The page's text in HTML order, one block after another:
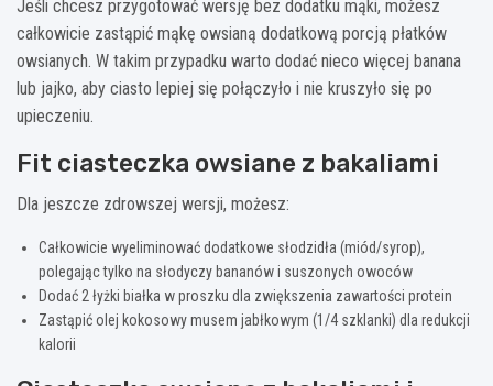
Jeśli chcesz przygotować wersję bez dodatku mąki, możesz
całkowicie zastąpić mąkę owsianą dodatkową porcją płatków
owsianych. W takim przypadku warto dodać nieco więcej banana
lub jajko, aby ciasto lepiej się połączyło i nie kruszyło się po
upieczeniu.
Fit ciasteczka owsiane z bakaliami
Dla jeszcze zdrowszej wersji, możesz:
Całkowicie wyeliminować dodatkowe słodzidła (miód/syrop),
polegając tylko na słodyczy bananów i suszonych owoców
Dodać 2 łyżki białka w proszku dla zwiększenia zawartości protein
Zastąpić olej kokosowy musem jabłkowym (1/4 szklanki) dla redukcji
kalorii